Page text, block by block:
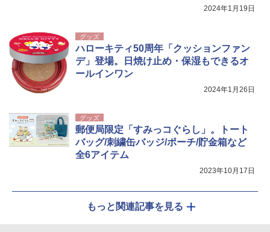
2024年1月19日
グッズ
ハローキティ50周年「クッションファン
デ」登場。日焼け止め・保湿もできるオ
ールインワン
2024年1月26日
グッズ
郵便局限定「すみっコぐらし」。トート
バッグ/刺繍缶バッジ/ポーチ/貯金箱など
全6アイテム
2023年10月17日
もっと関連記事を見る